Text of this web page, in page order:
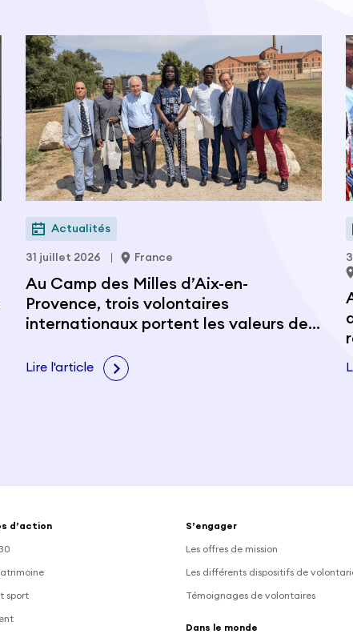
Actualités
31 juillet 2026 France
Au Camp des Milles d’Aix-en-
Provence, trois volontaires
internationaux portent les valeurs de
Lire l'article
d’action
sport
S’engager
Les offres de mission
Les différents dispositifs de
Témoignages de volontaires
Dans le monde